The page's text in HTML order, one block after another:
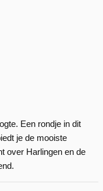
Een rondje in dit
je de mooiste
over Harlingen en de